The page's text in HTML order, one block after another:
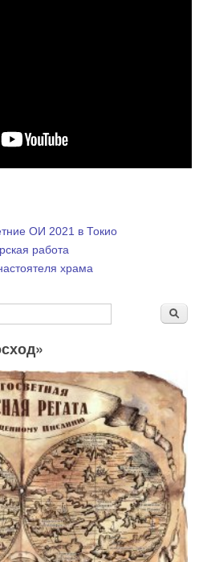
ОИ 2021 в Токио
работа
храма